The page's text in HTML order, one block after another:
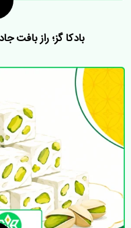
بادکا گز؛ راز